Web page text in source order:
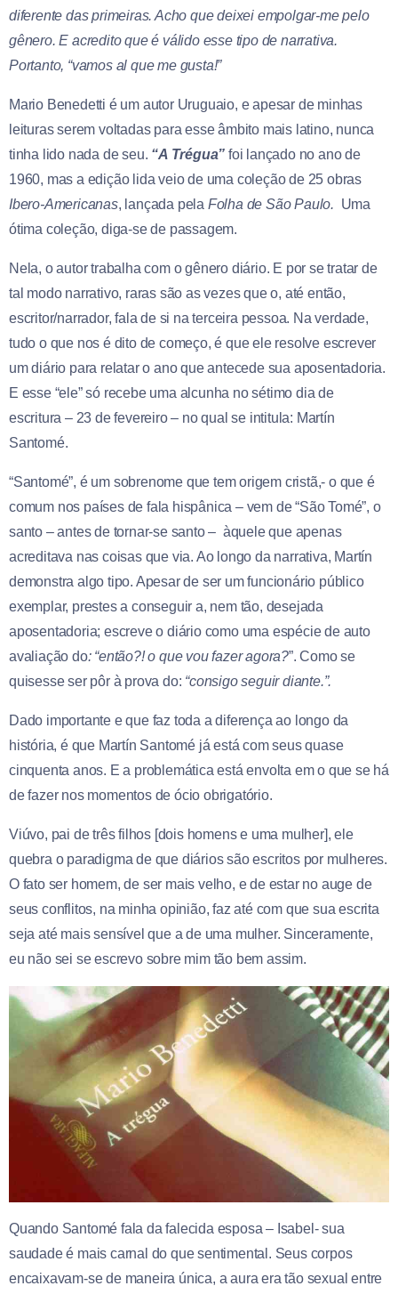
diferente das primeiras. Acho que deixei empolgar-me pelo
gênero. E acredito que é válido esse tipo de narrativa.
Portanto, “vamos al que me gusta!”
Mario Benedetti é um autor Uruguaio, e apesar de minhas
leituras serem voltadas para esse âmbito mais latino, nunca
tinha lido nada de seu. “A Trégua” foi lançado no ano de
1960, mas a edição lida veio de uma coleção de 25 obras
Ibero-Americanas, lançada pela Folha de São Paulo. Uma
ótima coleção, diga-se de passagem.
Nela, o autor trabalha com o gênero diário. E por se tratar de
tal modo narrativo, raras são as vezes que o, até então,
escritor/narrador, fala de si na terceira pessoa. Na verdade,
tudo o que nos é dito de começo, é que ele resolve escrever
um diário para relatar o ano que antecede sua aposentadoria.
E esse “ele” só recebe uma alcunha no sétimo dia de
escritura – 23 de fevereiro – no qual se intitula: Martín
Santomé.
“Santomé”, é um sobrenome que tem origem cristã,- o que é
comum nos países de fala hispânica – vem de “São Tomé”, o
santo – antes de tornar-se santo – àquele que apenas
acreditava nas coisas que via. Ao longo da narrativa, Martín
demonstra algo tipo. Apesar de ser um funcionário público
exemplar, prestes a conseguir a, nem tão, desejada
aposentadoria; escreve o diário como uma espécie de auto
avaliação do: “então?! o que vou fazer agora?”. Como se
quisesse ser pôr à prova do: “consigo seguir diante.”.
Dado importante e que faz toda a diferença ao longo da
história, é que Martín Santomé já está com seus quase
cinquenta anos. E a problemática está envolta em o que se há
de fazer nos momentos de ócio obrigatório.
Viúvo, pai de três filhos [dois homens e uma mulher], ele
quebra o paradigma de que diários são escritos por mulheres.
O fato ser homem, de ser mais velho, e de estar no auge de
seus conflitos, na minha opinião, faz até com que sua escrita
seja até mais sensível que a de uma mulher. Sinceramente,
eu não sei se escrevo sobre mim tão bem assim.
Quando Santomé fala da falecida esposa – Isabel- sua
saudade é mais carnal do que sentimental. Seus corpos
encaixavam-se de maneira única, a aura era tão sexual entre